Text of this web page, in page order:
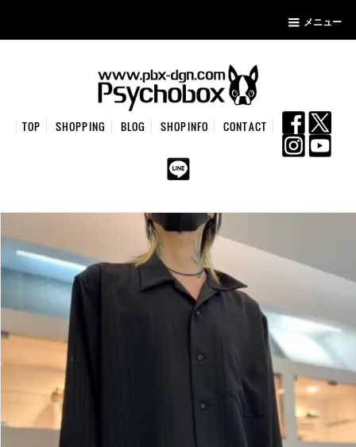
メニュー
TOP SHOPPING BLOG SHOPINFO CONTACT